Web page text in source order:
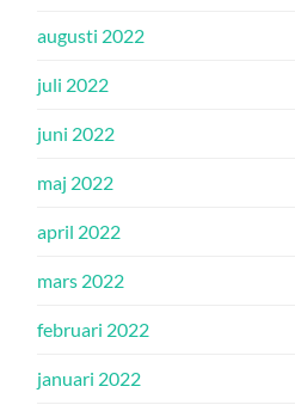
augusti 2022
juli 2022
juni 2022
maj 2022
april 2022
mars 2022
februari 2022
januari 2022